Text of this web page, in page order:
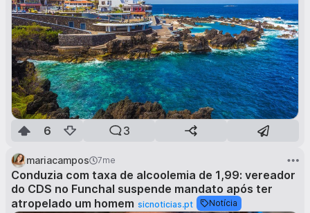
6 3
mariacampos 7me
Conduzia com taxa de alcoolemia de 1,99: vereador
do CDS no Funchal suspende mandato após ter
atropelado um homem sicnoticias.pt Notícia